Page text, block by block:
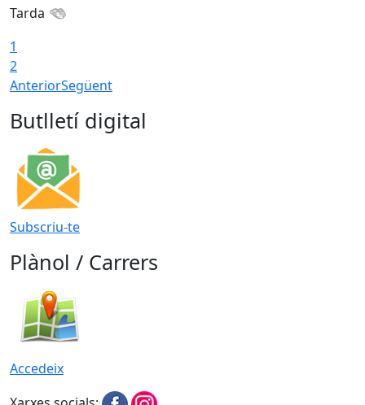
Tarda
1
2
AnteriorSegüent
Butlletí digital
Subscriu-te
Plànol / Carrers
Accedeix